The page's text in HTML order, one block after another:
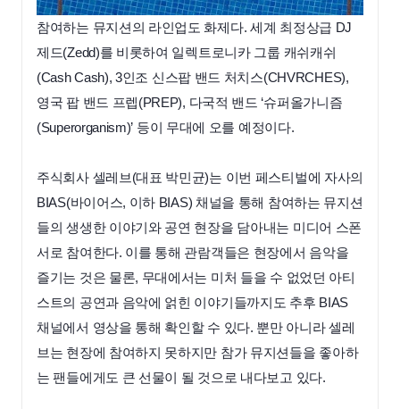
참여하는 뮤지션의 라인업도 화제다. 세계 최정상급 DJ
제드(Zedd)를 비롯하여 일렉트로니카 그룹 캐쉬캐쉬
(Cash Cash), 3인조 신스팝 밴드 처치스(CHVRCHES),
영국 팝 밴드 프렙(PREP), 다국적 밴드 ‘슈퍼올가니즘
(Superorganism)’ 등이 무대에 오를 예정이다.
주식회사 셀레브(대표 박민균)는 이번 페스티벌에 자사의
BIAS(바이어스, 이하 BIAS) 채널을 통해 참여하는 뮤지션
들의 생생한 이야기와 공연 현장을 담아내는 미디어 스폰
서로 참여한다. 이를 통해 관람객들은 현장에서 음악을
즐기는 것은 물론, 무대에서는 미처 들을 수 없었던 아티
스트의 공연과 음악에 얽힌 이야기들까지도 추후 BIAS
채널에서 영상을 통해 확인할 수 있다. 뿐만 아니라 셀레
브는 현장에 참여하지 못하지만 참가 뮤지션들을 좋아하
는 팬들에게도 큰 선물이 될 것으로 내다보고 있다.